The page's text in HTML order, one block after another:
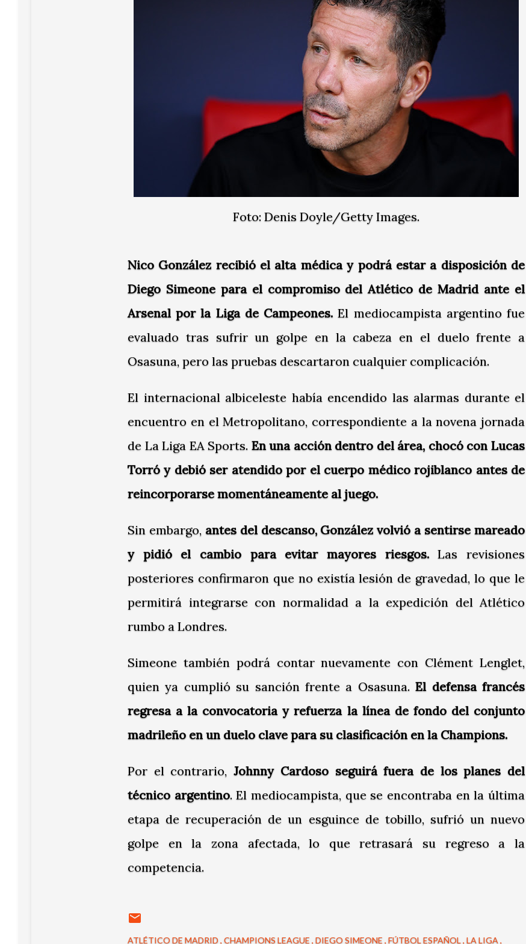
Foto: Denis Doyle/Getty Images.
Nico González recibió el alta médica y podrá estar a disposición de
Diego Simeone para el compromiso del Atlético de Madrid ante el
Arsenal por la Liga de Campeones. El mediocampista argentino fue
evaluado tras sufrir un golpe en la cabeza en el duelo frente a
Osasuna, pero las pruebas descartaron cualquier complicación.
El internacional albiceleste había encendido las alarmas durante el
encuentro en el Metropolitano, correspondiente a la novena jornada
de La Liga EA Sports. En una acción dentro del área, chocó con Lucas
Torró y debió ser atendido por el cuerpo médico rojiblanco antes de
reincorporarse momentáneamente al juego.
Sin embargo, antes del descanso, González volvió a sentirse mareado
y pidió el cambio para evitar mayores riesgos.Las revisiones
posteriores confirmaron que no existía lesión de gravedad, lo que le
permitirá integrarse con normalidad a la expedición del Atlético
rumbo a Londres.
Simeone también podrá contar nuevamente con Clément Lenglet,
quien ya cumplió su sanción frente a Osasuna.El defensa francés
regresa a la convocatoria y refuerza la línea de fondo del conjunto
madrileño en un duelo clave para su clasificación en la Champions.
Por el contrario,Johnny Cardoso seguirá fuera de los planes del
técnico argentino. El mediocampista, que se encontraba en la última
etapa de recuperación de un esguince de tobillo, sufrió un nuevo
golpe en la zona afectada, lo que retrasará su regreso a la
competencia.
ATLÉTICO DE MADRID CHAMPIONS LEAGUE DIEGO SIMEONE FÚTBOL ESPAÑOL LA LIGA